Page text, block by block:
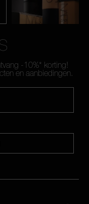
-10%* korting!
en aanbiedingen.